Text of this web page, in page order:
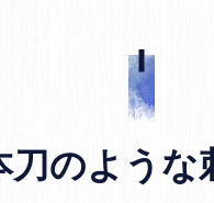
刀のような